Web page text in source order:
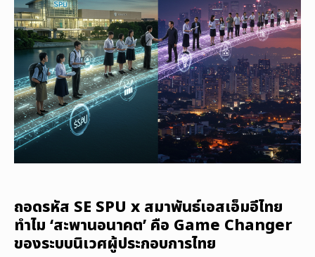
ถอดรหัส SE SPU x สมาพันธ์เอสเอ็มอีไทย
ทำไม ‘สะพานอนาคต’ คือ Game Changer
ของระบบนิเวศผู้ประกอบการไทย